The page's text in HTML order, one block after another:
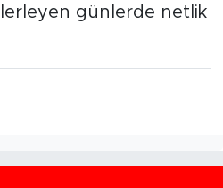
günlerde netlik